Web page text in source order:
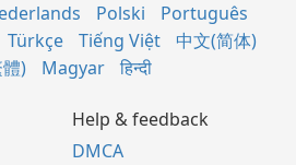
Polski
Português
Türkçe Tiếng Việt
中文(简体)
)
Magyar हिन्दी
Help & feedback
DMCA